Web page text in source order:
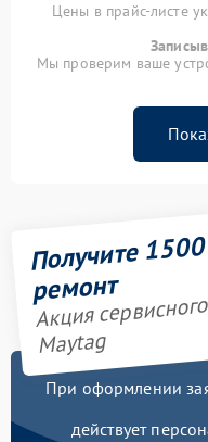
Цены в прайс-листе
Мы проверим ваше
Получите
ремонт
Акция
Maytag
При оформлении
действует